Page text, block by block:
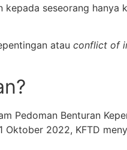
seseorang hanya
atau conflict of
Pedoman Benturan
Oktober 2022, KFTD